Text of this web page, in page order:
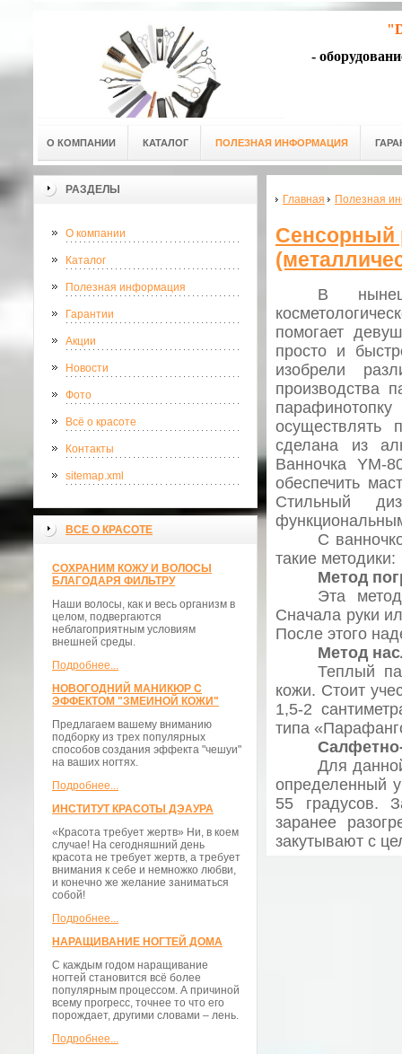
-
О КОМПАНИИ КАТАЛОГ ПОЛЕЗНАЯ ИНФОРМАЦИЯ
РАЗДЕЛЫ
О компании
Каталог
Полезная информация
Гарантии
Акции
Новости
Фото
Всё о красоте
Контакты
sitemap.xml
ВСЕ О КРАСОТЕ
СОХРАНИМ КОЖУ И ВОЛОСЫ
БЛАГОДАРЯ ФИЛЬТРУ
Наши волосы, как и весь организм в
целом, подвергаются
неблагоприятным условиям
внешней среды.
Подробнее...
НОВОГОДНИЙ МАНИКЮР С
ЭФФЕКТОМ "ЗМЕИНОЙ КОЖИ"
Предлагаем вашему вниманию
подборку из трех популярных
способов создания эффекта "чешуи"
на ваших ногтях.
Подробнее...
ИНСТИТУТ КРАСОТЫ ДЭАУРА
«Красота требует жертв» Ни, в коем
случае! На сегодняшний день
красота не требует жертв, а требует
внимания к себе и немножко любви,
и конечно же желание заниматься
собой!
Подробнее...
НАРАЩИВАНИЕ НОГТЕЙ ДОМА
С каждым годом наращивание
ногтей становится всё более
популярным процессом. А причиной
всему прогресс, точнее то что его
порождает, другими словами – лень.
Подробнее...
Главная Полезная
Сенсорный
В
помогает
просто и
изобрели
производства
осуществлять
сделана из
Ванночка YM-
обеспечить
Стильный
С
такие методики:
Метод
Эта
Сначала руки
После этого
Метод
Теплый
кожи. Стоит
1,5-2
типа
Для
определенный
55 градусов.
заранее
закутывают с